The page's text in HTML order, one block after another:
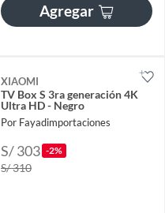
Agregar
XIAOMI
TV Box S 3ra generación 4K
Ultra HD - Negro
Por Fayadimportaciones
S/ 303 -2%
S/ 310